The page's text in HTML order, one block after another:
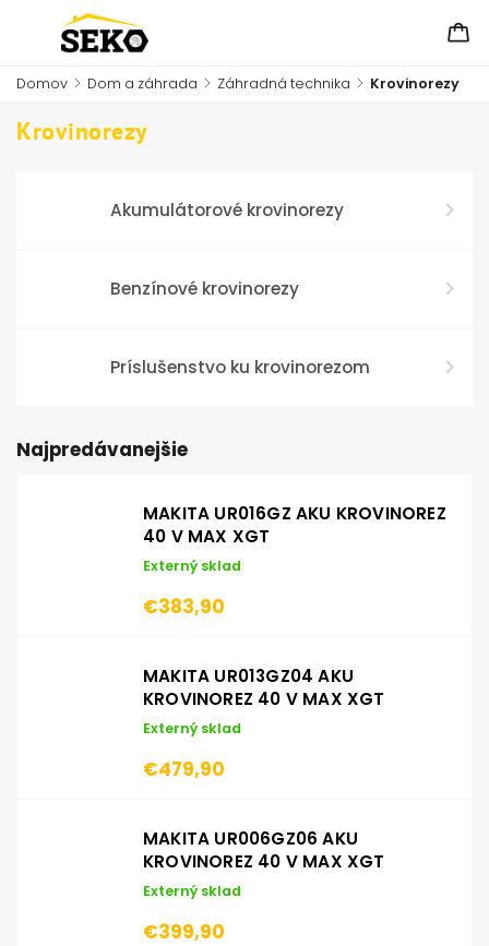
Domov / Dom a záhrada / Záhradná technika / Krovinorezy
Krovinorezy
Akumulátorové krovinorezy
Benzínové krovinorezy
Príslušenstvo ku krovinorezom
Najpredávanejšie
MAKITA UR016GZ AKU KROVINOREZ
40 V MAX XGT
Externý sklad
€383,90
MAKITA UR013GZ04 AKU
KROVINOREZ 40 V MAX XGT
Externý sklad
€479,90
MAKITA UR006GZ06 AKU
KROVINOREZ 40 V MAX XGT
Externý sklad
€399,90